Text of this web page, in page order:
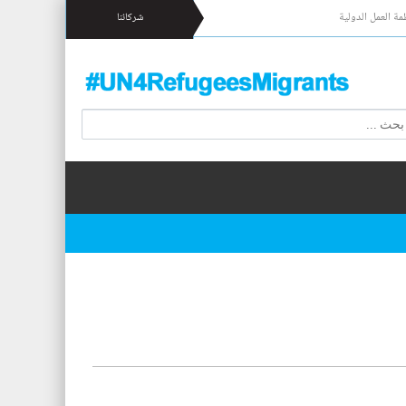
العمل الدولية شركائنا